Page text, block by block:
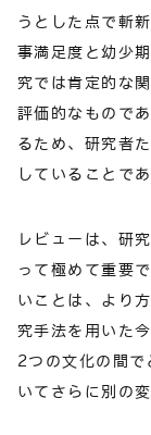
うとした点で斬
事満足度と幼少
究では肯定的な
評価的なもので
るため、研究者
していることであ
レビューは、研
って極めて重要
いことは、より
究手法を用いた
2つの文化の間で
いてさらに別の